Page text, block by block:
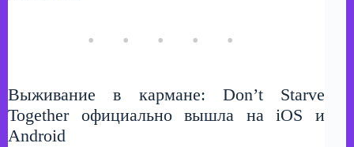
Выживание в кармане: Don’t Starve
Together официально вышла на iOS и
Android